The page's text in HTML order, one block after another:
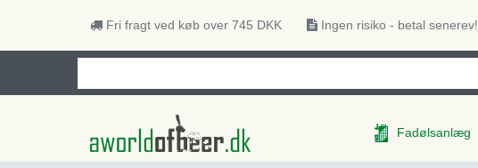
Fri fragt ved køb over 745 DKK Ingen risiko - betal senerev!
Fadølsanlæg